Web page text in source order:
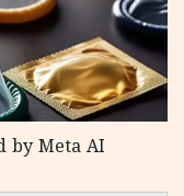
by Meta AI